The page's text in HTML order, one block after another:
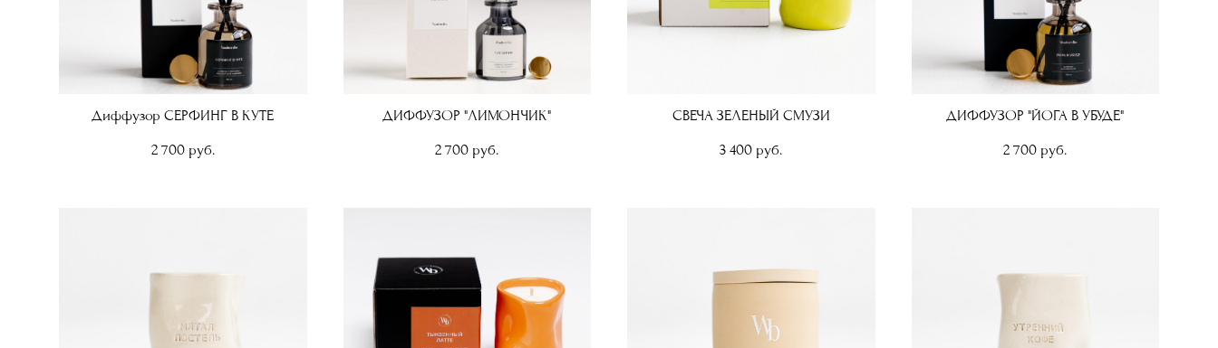
Диффузор СЕРФИНГ В КУТЕ
2 700 pуб.
ДИФФУЗОР "ЛИМОНЧИК"
2 700 pуб.
СВЕЧА ЗЕЛЕНЫЙ СМУЗИ
3 400 pуб.
ДИФФУЗОР "ЙОГА В УБУДЕ"
2 700 pуб.